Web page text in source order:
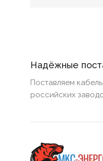
Надёжные
Поставляем
российских